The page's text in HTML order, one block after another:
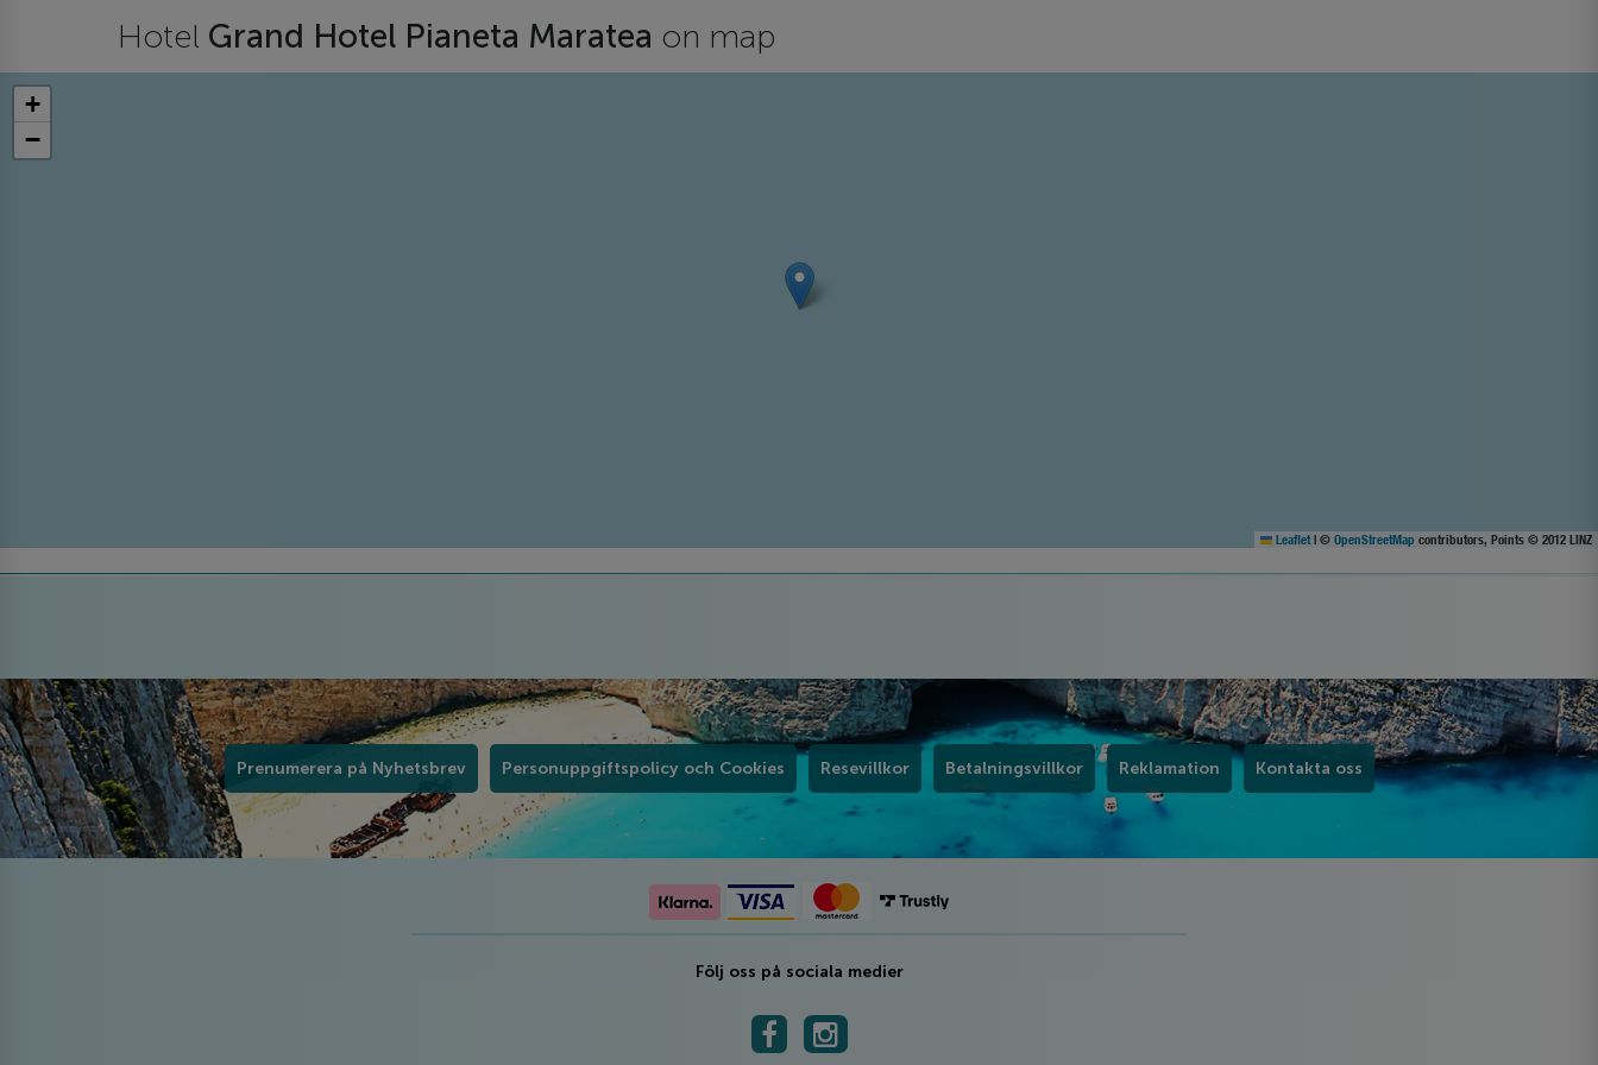
Hotel Grand Hotel Pianeta Maratea on map
+
−
Leaflet | © OpenStreetMap contributors, Points © 2012 LINZ
Prenumerera på Nyhetsbrev Personuppgiftspolicy och Cookies Resevillkor Betalningsvillkor Reklamation Kontakta oss
Följ oss på sociala medier